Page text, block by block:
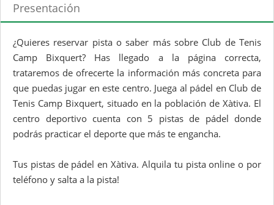
Presentación
¿Quieres reservar pista o saber más sobre Club de Tenis
Camp Bixquert? Has llegado a la página correcta,
trataremos de ofrecerte la información más concreta para
que puedas jugar en este centro. Juega al pádel en Club de
Tenis Camp Bixquert, situado en la población de Xàtiva. El
centro deportivo cuenta con 5 pistas de pádel donde
podrás practicar el deporte que más te engancha.
Tus pistas de pádel en Xàtiva. Alquila tu pista online o por
teléfono y salta a la pista!